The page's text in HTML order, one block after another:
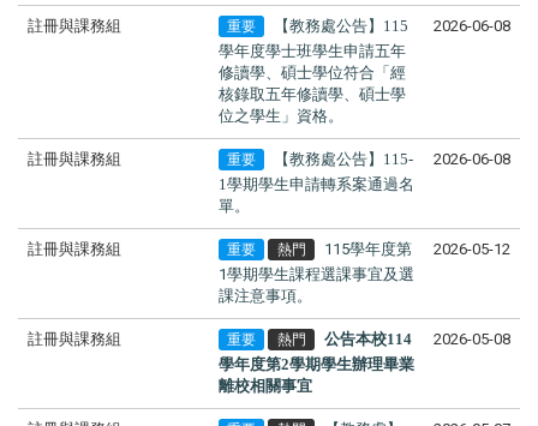
註冊與課務組 重要
【教務處公告】115
學年度學士班學生申請五年
修讀學、碩士學位符合「經
核錄取五年修讀學、碩士學
位之學生 」資格。
2026-06-08
註冊與課務組 重要
【教務處公告】115-
1學期學生申請轉系案通過名
單。
2026-06-08
註冊與課務組 重要 熱門
115學年度第
1學期學生課程選課事宜及選
課注意事項。
2026-05-12
註冊與課務組 重要 熱門
公告本校114
學年度第2學期學生辦理畢業
離校相關事宜
2026-05-08